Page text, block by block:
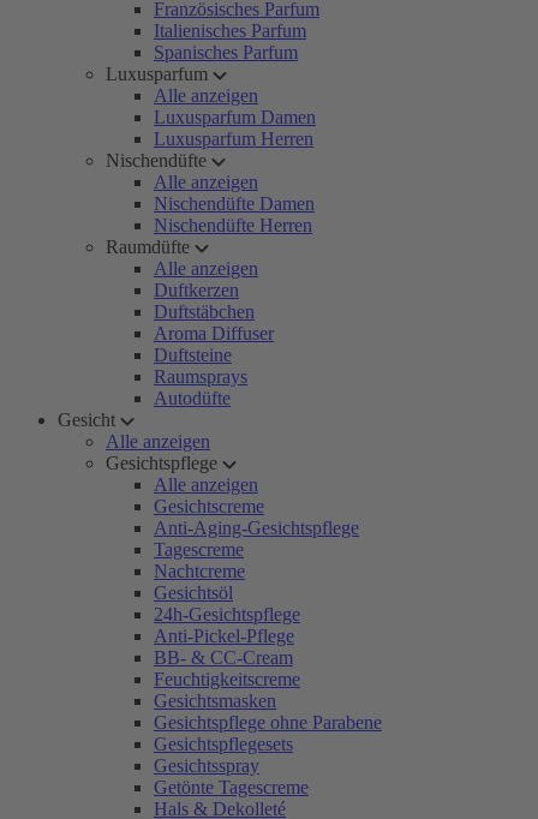
Französisches Parfum
Italienisches Parfum
Spanisches Parfum
Luxusparfum
Alle anzeigen
Luxusparfum Damen
Luxusparfum Herren
Nischendüfte
Alle anzeigen
Nischendüfte Damen
Nischendüfte Herren
Raumdüfte
Alle anzeigen
Duftkerzen
Duftstäbchen
Aroma Diffuser
Duftsteine
Raumsprays
Autodüfte
Gesicht
Alle anzeigen
Gesichtspflege
Alle anzeigen
Gesichtscreme
Anti-Aging-Gesichtspflege
Tagescreme
Nachtcreme
Gesichtsöl
24h-Gesichtspflege
Anti-Pickel-Pflege
BB- & CC-Cream
Feuchtigkeitscreme
Gesichtsmasken
Gesichtspflege ohne Parabene
Gesichtspflegesets
Gesichtsspray
Getönte Tagescreme
Hals & Dekolleté